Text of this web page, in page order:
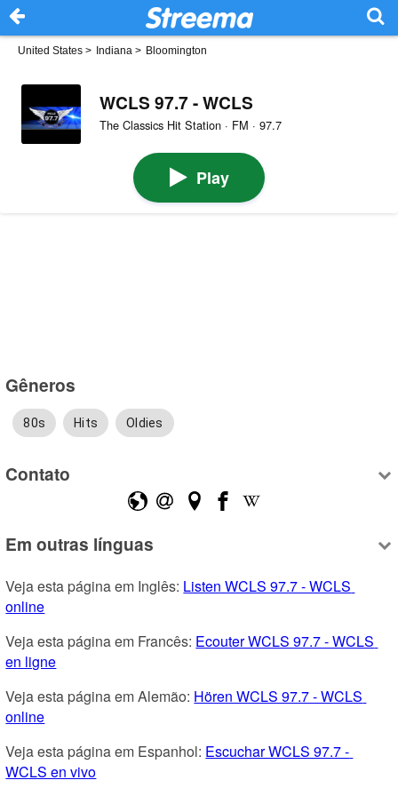
United States > Indiana > Bloomington
WCLS 97.7 - WCLS
The Classics Hit Station · FM · 97.7
Play
Gêneros
80s Hits Oldies
Contato
Em outras línguas
Veja esta página em Inglês: Listen WCLS 97.7 - WCLS
online
Veja esta página em Francês: Ecouter WCLS 97.7 - WCLS
en ligne
Veja esta página em Alemão: Hören WCLS 97.7 - WCLS
online
Veja esta página em Espanhol: Escuchar WCLS 97.7 -
WCLS en vivo